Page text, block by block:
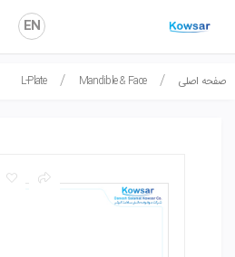
صفحه اصلی Mandible & Face
L-Plate
EN